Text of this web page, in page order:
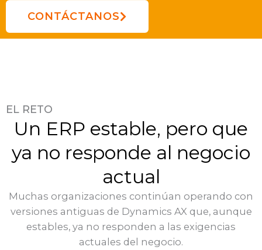
CONTÁCTANOS
EL RETO
Un ERP estable, pero que
ya no responde al negocio
actual
Muchas organizaciones continúan operando con
versiones antiguas de Dynamics AX que, aunque
estables, ya no responden a las exigencias
actuales del negocio.